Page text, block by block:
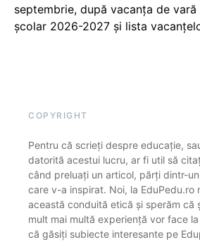
septembrie, după vacanța de
școlar 2026-2027 și lista
COPYRIGHT
Pentru că scrieți despre educație,
datorită acestui lucru, ar fi util să
când preluați un articol, părți dintr-
care v-a inspirat. Noi, la EduPedu.ro
această conduită etică și sperăm că
mult mai multă experiență vor face
că găsiți subiecte interesante pe